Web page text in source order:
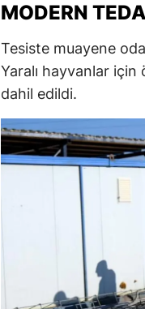
MODERN
Tesiste muayene
Yaralı hayvanlar için
dahil edildi.